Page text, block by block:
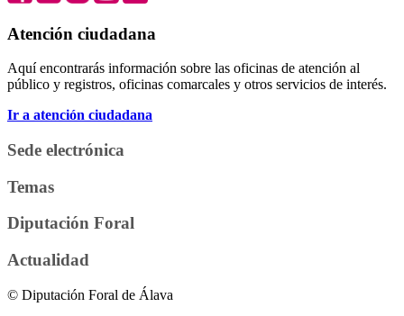
Atención ciudadana
Aquí encontrarás información sobre las oficinas de atención al
público y registros, oficinas comarcales y otros servicios de interés.
Ir a atención ciudadana
Sede electrónica
Temas
Diputación Foral
Actualidad
© Diputación Foral de Álava